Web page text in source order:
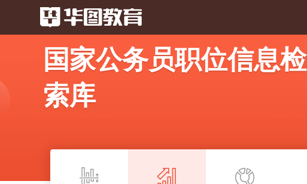
国家公务员职位信息检
索库